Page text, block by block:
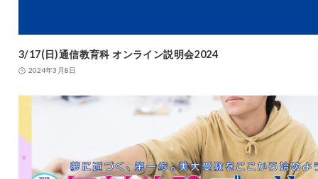
3/17(日)通信教育科 オンライン説明会2024
2024年3月8日